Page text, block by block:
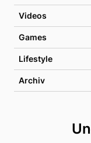
Videos
Games
Lifestyle
Archiv